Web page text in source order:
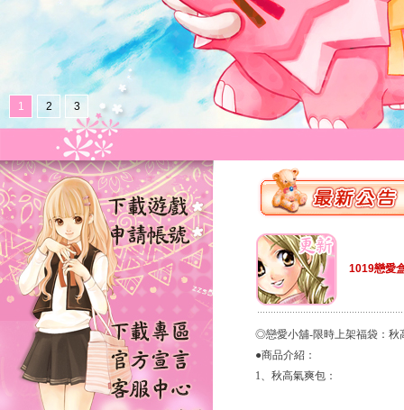
1 2 3
1019戀愛
◎戀愛小舖-限時上架福袋：秋
●商品介紹：
1、秋高氣爽包：